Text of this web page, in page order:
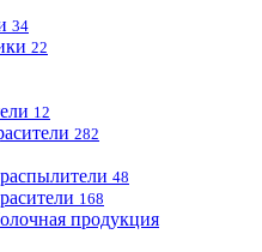
34
22
12
282
48
168
продукция